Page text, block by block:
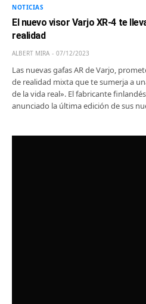
NOTICIAS
El nuevo visor Varjo XR-4 te
realidad
ALBERT MIRA 07/12/2023
Las nuevas gafas AR de Varjo,
de realidad mixta que te sumerja a
de la vida real». El fabricante
anunciado la última edición de sus